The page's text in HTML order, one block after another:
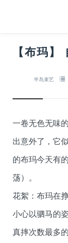
【布玛
半岛束艺
一卷无色无味
出意外了，它
的布玛今天有
荡）。
花絮：布玛在
小心以驷马的
真摔次数最多